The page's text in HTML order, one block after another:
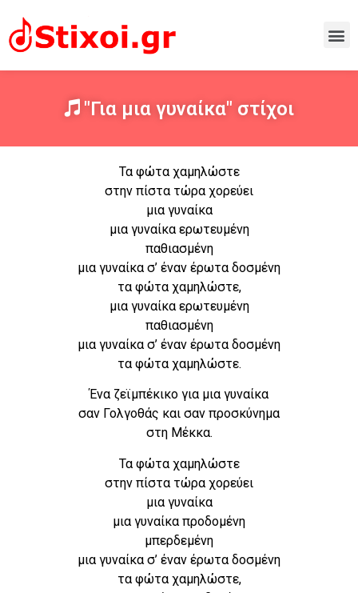
"Για μια γυναίκα" στίχοι
Τα φώτα χαμηλώστε
στην πίστα τώρα χορεύει
μια γυναίκα
μια γυναίκα ερωτευμένη
παθιασμένη
μια γυναίκα σ’ έναν έρωτα δοσμένη
τα φώτα χαμηλώστε,
μια γυναίκα ερωτευμένη
παθιασμένη
μια γυναίκα σ’ έναν έρωτα δοσμένη
τα φώτα χαμηλώστε.
Ένα ζεϊμπέκικο για μια γυναίκα
σαν Γολγοθάς και σαν προσκύνημα
στη Μέκκα.
Τα φώτα χαμηλώστε
στην πίστα τώρα χορεύει
μια γυναίκα
μια γυναίκα προδομένη
μπερδεμένη
μια γυναίκα σ’ έναν έρωτα δοσμένη
τα φώτα χαμηλώστε,